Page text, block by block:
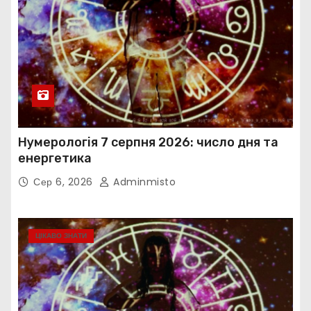
Нумерологія 7 серпня 2026: число дня та
енергетика
Сер 6, 2026 Adminmisto
ЦІКАВО ЗНАТИ